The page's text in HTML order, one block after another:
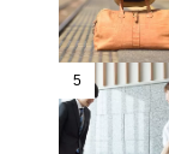
5